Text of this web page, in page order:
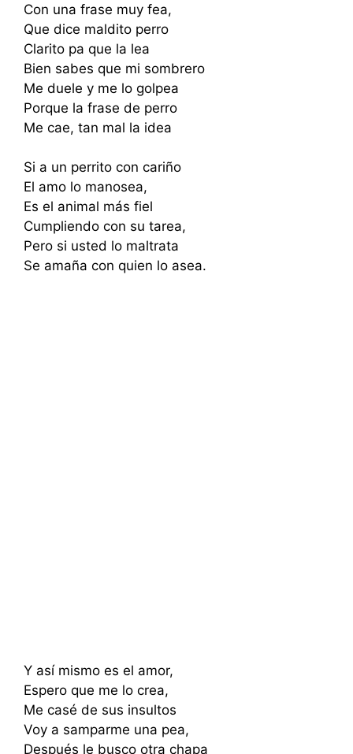
Con una frase muy fea,
Que dice maldito perro
Clarito pa que la lea
Bien sabes que mi sombrero
Me duele y me lo golpea
Porque la frase de perro
Me cae, tan mal la idea
Si a un perrito con cariño
El amo lo manosea,
Es el animal más fiel
Cumpliendo con su tarea,
Pero si usted lo maltrata
Se amaña con quien lo asea.
Y así mismo es el amor,
Espero que me lo crea,
Me casé de sus insultos
Voy a samparme una pea,
Después le busco otra chapa